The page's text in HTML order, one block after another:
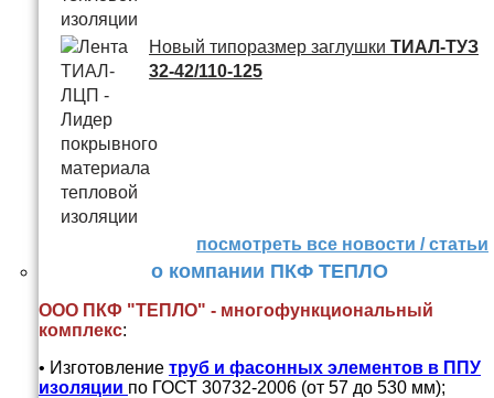
Новый типоразмер заглушки ТИАЛ-ТУЗ
32-42/110-125
посмотреть все новости / статьи
о компании ПКФ ТЕПЛО
ООО ПКФ "ТЕПЛО" - многофункциональный
комплекс:
• Изготовление труб и фасонных элементов в ППУ
изоляции по ГОСТ 30732-2006 (от 57 до 530 мм);